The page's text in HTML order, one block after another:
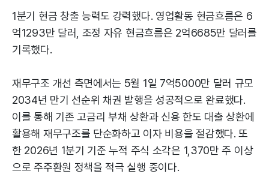
1분기 현금 창출 능력도 강력했다. 영업활동 현금흐름은 6
억1293만 달러, 조정 자유 현금흐름은 2억6685만 달러를
기록했다.
재무구조 개선 측면에서는 5월 1일 7억5000만 달러 규모
2034년 만기 선순위 채권 발행을 성공적으로 완료했다.
이를 통해 기존 고금리 부채 상환과 신용 한도 대출 상환에
활용해 재무구조를 단순화하고 이자 비용을 절감했다. 또
한 2026년 1분기 기준 누적 주식 소각은 1,370만 주 이상
으로 주주환원 정책을 적극 실행 중이다.